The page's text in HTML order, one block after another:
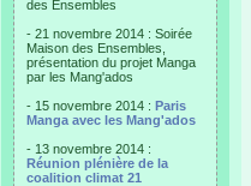
des Ensembles
- 21 novembre 2014 : Soirée
Maison des Ensembles,
présentation du projet Manga
par les Mang'ados
- 15 novembre 2014 : Paris
Manga avec les Mang'ados
- 13 novembre 2014 :
Réunion plénière de la
coalition climat 21